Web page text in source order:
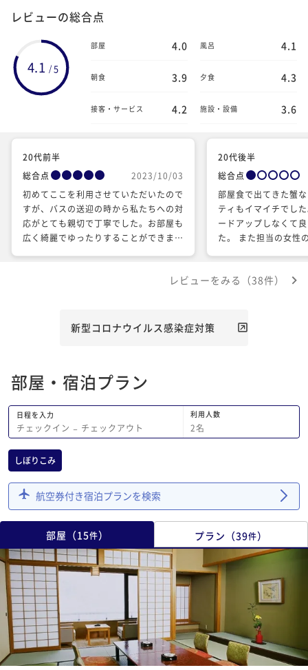
レビューの総合点
4.1 / 5
部屋 4.0 風呂 4.1
朝食 3.9 夕食 4.3
接客・サービス 4.2 施設・設備 3.6
20代前半
総合点
2023/10/03
初めてここを利用させていただいたので
すが、バスの送迎の時から私たちへの対
応がとても親切で丁寧でした。お部屋も
広く綺麗でゆったりすることができまし
ったです。 1番驚いたのは夕食で舟盛り
した！ また、夕食を運んでくださった
した。 とても素敵な旅行になりまし
に泊まりたいです。
20代後半
総合点
部屋食で出てきた蟹
ティもイマイチでし
ードアップしなくて
た。 また担当の女性
り、部屋に案内され
ました。 いつも1泊
レビューをみる（38件）
新型コロナウイルス感染症対策
部屋・宿泊プラン
日程を入力
チェックイン − チェックアウト
利用人数
2名
しぼりこみ
航空券付き宿泊プランを検索
部屋 （15件） プラン （39件）